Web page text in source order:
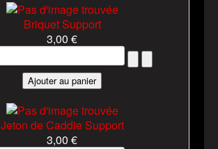
Briquet Support
3,00 €
Jeton de Caddie Support
3,00 €